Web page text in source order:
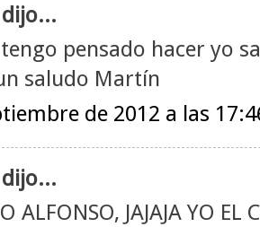
pensado hacer yo
saludo Martín
de 2012 a las
ALFONSO, JAJAJA YO